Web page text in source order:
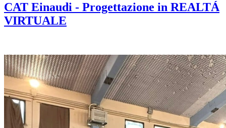
CAT Einaudi - Progettazione in REALTÁ
VIRTUALE